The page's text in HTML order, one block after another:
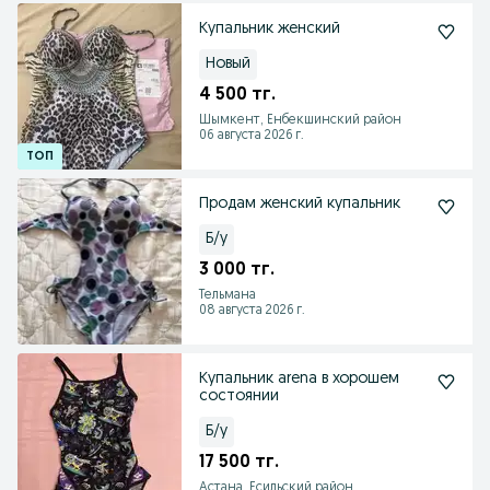
Купальник женский
Новый
4 500 тг.
Шымкент, Енбекшинский район
06 августа 2026 г.
Продам женский купальник
Б/у
3 000 тг.
Тельмана
08 августа 2026 г.
Купальник arena в хорошем
состоянии
Б/у
17 500 тг.